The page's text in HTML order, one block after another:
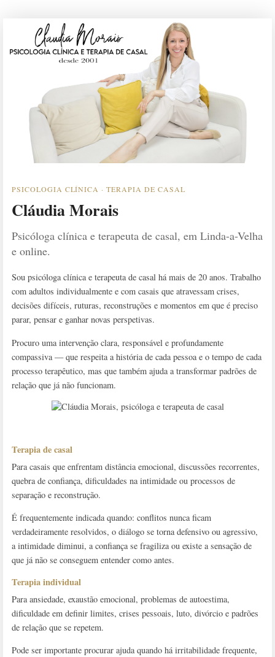
PSICOLOGIA CLÍNICA · TERAPIA DE CASAL
Cláudia Morais
Psicóloga clínica e terapeuta de casal, em Linda-a-Velha
e online.
Sou psicóloga clínica e terapeuta de casal há mais de 20 anos. Trabalho
com adultos individualmente e com casais que atravessam crises,
decisões difíceis, ruturas, reconstruções e momentos em que é preciso
parar, pensar e ganhar novas perspetivas.
Procuro uma intervenção clara, responsável e profundamente
compassiva — que respeita a história de cada pessoa e o tempo de cada
processo terapêutico, mas que também ajuda a transformar padrões de
relação que já não funcionam.
Terapia de casal
Para casais que enfrentam distância emocional, discussões recorrentes,
quebra de confiança, dificuldades na intimidade ou processos de
separação e reconstrução.
É frequentemente indicada quando: conflitos nunca ficam
verdadeiramente resolvidos, o diálogo se torna defensivo ou agressivo,
a intimidade diminui, a confiança se fragiliza ou existe a sensação de
que já não se conseguem entender como antes.
Terapia individual
Para ansiedade, exaustão emocional, problemas de autoestima,
dificuldade em definir limites, crises pessoais, luto, divórcio e padrões
de relação que se repetem.
Pode ser importante procurar ajuda quando há irritabilidade frequente,